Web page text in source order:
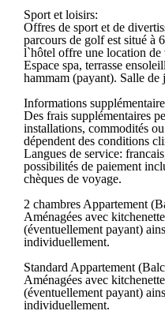
Sport et loisirs:
Offres de sport et de
parcours de golf est situé à
l`hôtel offre une location de
Espace spa, terrasse
hammam (payant). Salle de
Informations
Des frais supplémentaires
installations, commodités
dépendent des conditions
Langues de service:
possibilités de paiement
chèques de voyage.
2 chambres Appartement
Aménagées avec
(éventuellement payant)
individuellement.
Standard Appartement
Aménagées avec
(éventuellement payant)
individuellement.